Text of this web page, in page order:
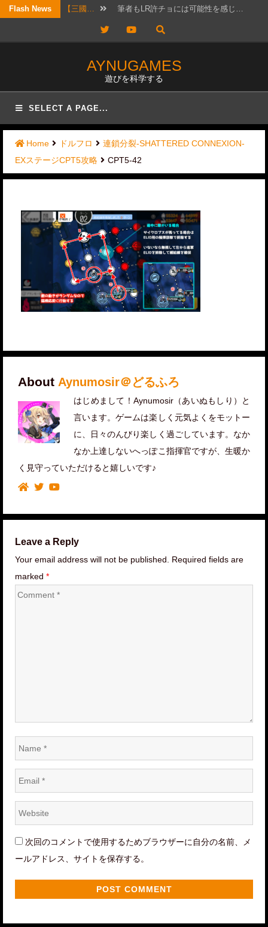
Skip
content
Flash News 【三國… 筆者もLR許チョには可能性を感じ…
結構ホットというか、なんか政治的…
2026年7月20日版。 「無…
【三國…
【三國… リクエストではないのですが、コメ…
【三國… 以前にオススメ交流武将を紹介した…
TwitterYouTube
AYNUGAMES
遊びを科学する
SELECT A PAGE...
Home ドルフロ
連鎖分裂-SHATTERED CONNEXION-
EXステージCPT5攻略
CPT5-42
About Aynumosir＠どるふろ
はじめまして！Aynumosir（あいぬもしり）と
言います。ゲームは楽しく元気よくをモットー
に、日々のんびり楽しく過ごしています。なか
なか上達しないへっぽこ指揮官ですが、生暖か
く見守っていただけると嬉しいです♪
Leave a Reply
Your email address will not be published. Required fields are
marked *
Comment
Name
*
Email
*
Website
*
次回のコメントで使用するためブラウザーに自分の名前、メ
ールアドレス、サイトを保存する。